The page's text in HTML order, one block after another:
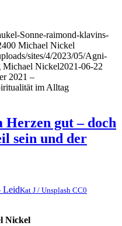
Sonne-raimond-klavins-
Michael Nickel
sites/4/2023/05/Agni-
Michael Nickel2021-06-22
2021 –
im Alltag
gut – doch
sein und der
Kat J / Unsplash CC0
Nickel